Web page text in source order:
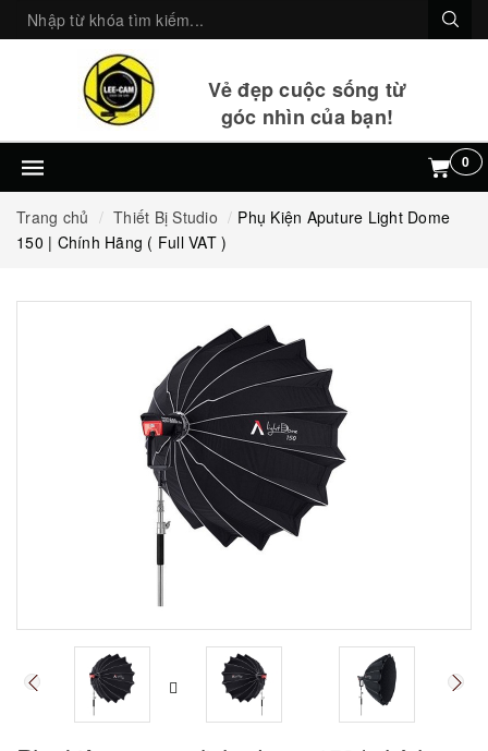
Vẻ đẹp cuộc sống từ
góc nhìn của bạn!
0
Trang chủ Thiết Bị Studio
Phụ Kiện Aputure Light Dome
150 | Chính Hãng ( Full VAT )